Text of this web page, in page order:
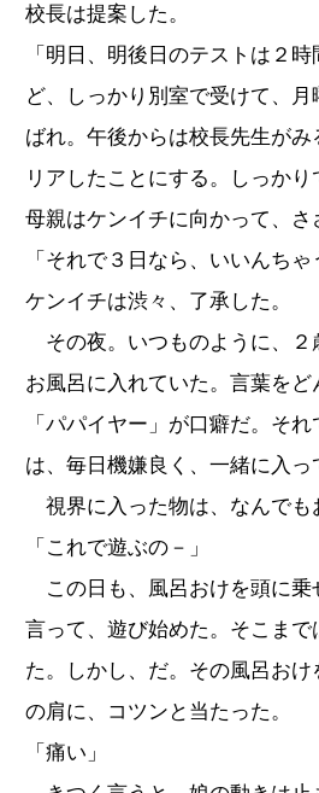
校長は提案した。
「明日、明後日のテストは２
ど、しっかり別室で受けて、
ばれ。午後からは校長先生がみ
リアしたことにする。しっかり
母親はケンイチに向かって、さ
「それで３日なら、いいんちゃ
ケンイチは渋々、了承した。
その夜。いつものように、２
お風呂に入れていた。言葉をど
「パパイヤー」が口癖だ。そ
は、毎日機嫌良く、一緒に入っ
視界に入った物は、なんでも
「これで遊ぶの－」
この日も、風呂おけを頭に乗
言って、遊び始めた。そこまで
た。しかし、だ。その風呂お
の肩に、コツンと当たった。
「痛い」